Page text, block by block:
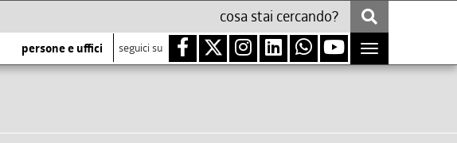
persone e uffici seguici su
Toggle
navigation